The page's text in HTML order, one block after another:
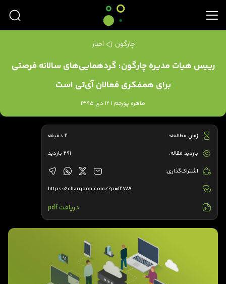
چارگون اخبار
رییس هیات مدیره چارگون: گردهمایی‌های سالانه فرصتی
برای همفکری فعالان آی‌تی است
طاهره پورجم | 12 دی 1395
زمان مطالعه: 2 دقیقه
بازدید مقاله: 291 بازدید
اشتراک‌گذاری:
https://chargoon.com/?p=12789
دریافت pdf